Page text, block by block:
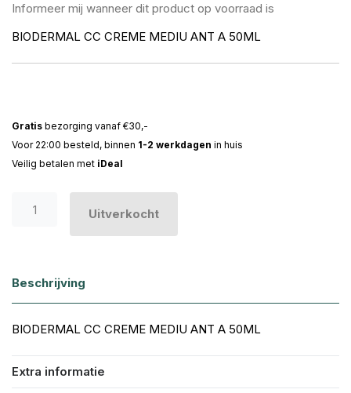
de
afbeeldingen-
Informeer mij wanneer dit product op voorraad is
BIODERMAL CC CREME MEDIU ANT A 50ML
Gratis bezorging vanaf €30,-
Voor 22:00 besteld, binnen 1-2 werkdagen in huis
Veilig betalen met iDeal
Uitverkocht
Beschrijving
BIODERMAL CC CREME MEDIU ANT A 50ML
Extra informatie